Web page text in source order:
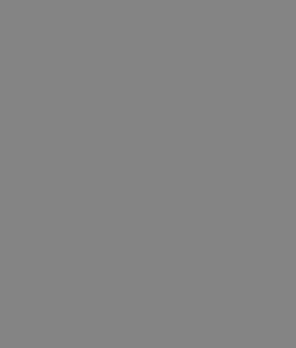
disciplina Dreptul
discriminarii in
Sectorului 1
Sectia a VII-a
„Titu Maiorescu” din